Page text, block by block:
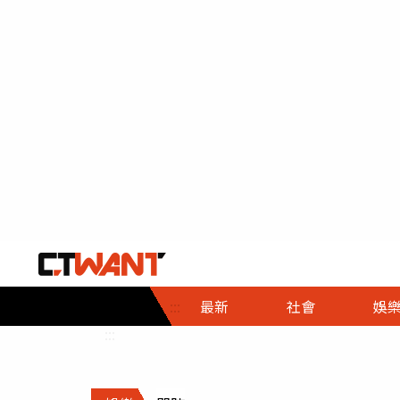
::: 最新 社會
社會首頁
時事
調查
娛樂
娛樂首頁
即時
財經首頁
熱線
政